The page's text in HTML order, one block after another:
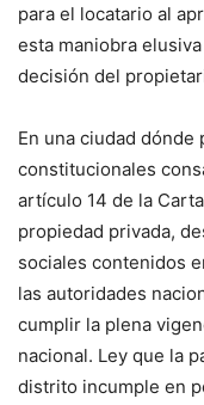
para el locatario al
esta maniobra
decisión del
En una ciudad
constitucionales
artículo 14 de la
propiedad privada,
sociales contenidos
las autoridades
cumplir la plena
nacional. Ley que la
distrito incumple en